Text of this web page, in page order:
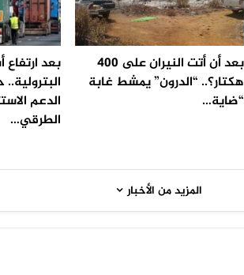
بعد أن أتت النيران على 400
هكتار؟.. “الدرون” يمشط غابة
“ضاية…
بعد ارتفاع
الدعم
الطرقي…
المزيد من الأخبار